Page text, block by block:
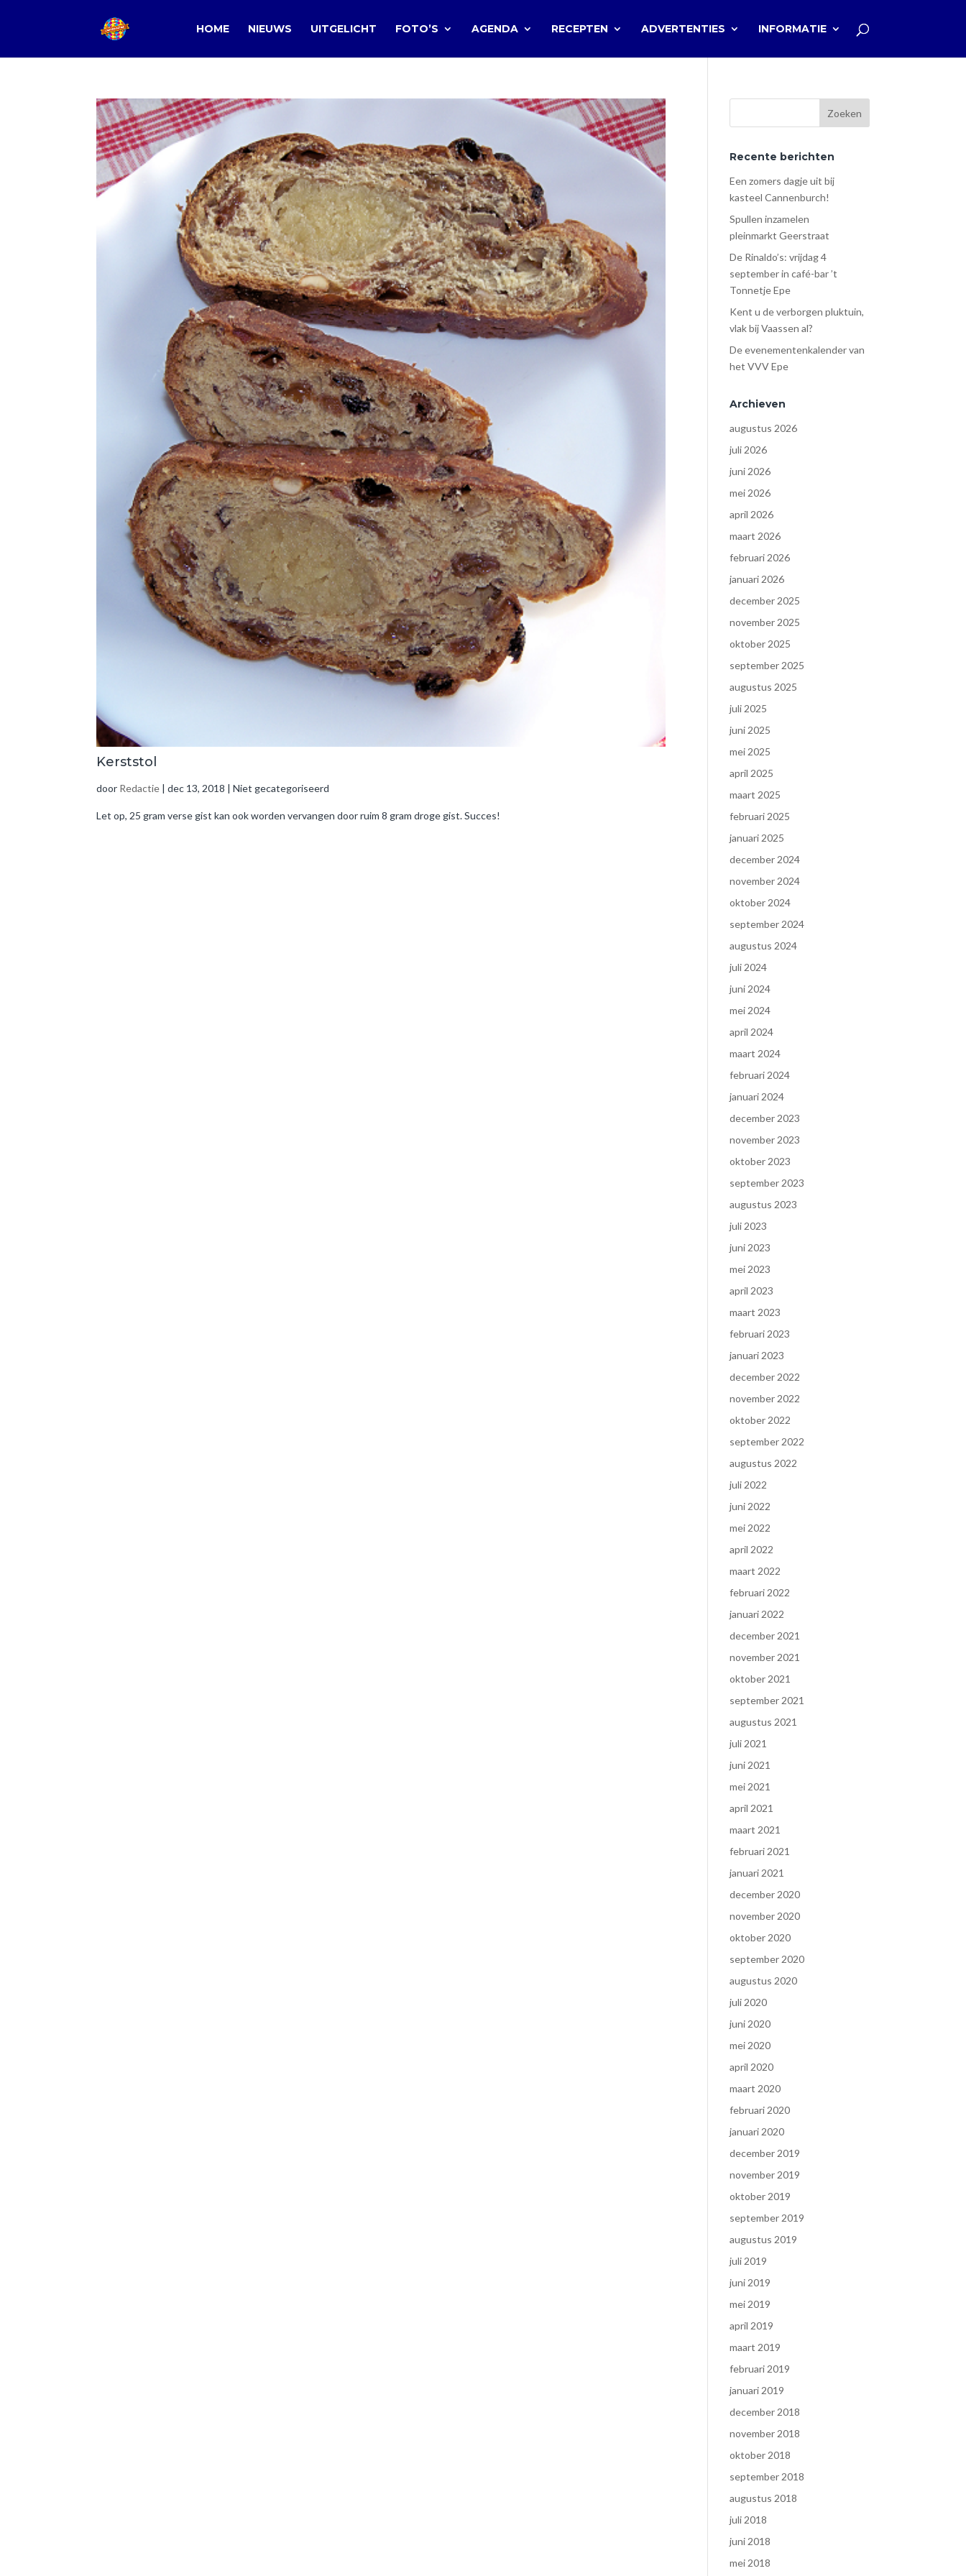
HOME NIEUWS UITGELICHT FOTO’S AGENDA RECEPTEN ADVERTENTIES INFORMATIE
Kerststol
door Redactie |dec 13, 2018 | Niet gecategoriseerd
Let op, 25 gram verse gist kan ook worden vervangen door ruim 8 gram droge gist. Succes!
Recente berichten
Een zomers dagje uit bij
kasteel Cannenburch!
Spullen inzamelen
pleinmarkt Geerstraat
De Rinaldo’s: vrijdag 4
september in café-bar ’t
Tonnetje Epe
Kent u de verborgen pluktuin,
vlak bij Vaassen al?
De evenementenkalender van
het VVV Epe
Archieven
augustus 2026
juli 2026
juni 2026
mei 2026
april 2026
maart 2026
februari 2026
januari 2026
december 2025
november 2025
oktober 2025
september 2025
augustus 2025
juli 2025
juni 2025
mei 2025
april 2025
maart 2025
februari 2025
januari 2025
december 2024
november 2024
oktober 2024
september 2024
augustus 2024
juli 2024
juni 2024
mei 2024
april 2024
maart 2024
februari 2024
januari 2024
december 2023
november 2023
oktober 2023
september 2023
augustus 2023
juli 2023
juni 2023
mei 2023
april 2023
maart 2023
februari 2023
januari 2023
december 2022
november 2022
oktober 2022
september 2022
augustus 2022
juli 2022
juni 2022
mei 2022
april 2022
maart 2022
februari 2022
januari 2022
december 2021
november 2021
oktober 2021
september 2021
augustus 2021
juli 2021
juni 2021
mei 2021
april 2021
maart 2021
februari 2021
januari 2021
december 2020
november 2020
oktober 2020
september 2020
augustus 2020
juli 2020
juni 2020
mei 2020
april 2020
maart 2020
februari 2020
januari 2020
december 2019
november 2019
oktober 2019
september 2019
augustus 2019
juli 2019
juni 2019
mei 2019
april 2019
maart 2019
februari 2019
januari 2019
december 2018
november 2018
oktober 2018
september 2018
augustus 2018
juli 2018
juni 2018
mei 2018